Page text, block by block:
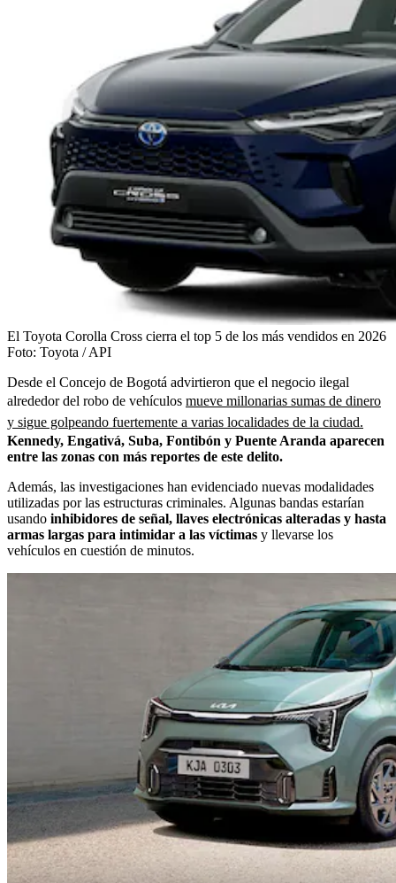
El Toyota Corolla Cross cierra el top 5 de los más vendidos en 2026
Foto: Toyota / API
Desde el Concejo de Bogotá advirtieron que el negocio ilegal
alrededor del robo de vehículos mueve millonarias sumas de dinero
y sigue golpeando fuertemente a varias localidades de la ciudad.
Kennedy, Engativá, Suba, Fontibón y Puente Aranda aparecen
entre las zonas con más reportes de este delito.
Además, las investigaciones han evidenciado nuevas modalidades
utilizadas por las estructuras criminales. Algunas bandas estarían
usando inhibidores de señal, llaves electrónicas alteradas y hasta
armas largas para intimidar a las víctimas y llevarse los
vehículos en cuestión de minutos.